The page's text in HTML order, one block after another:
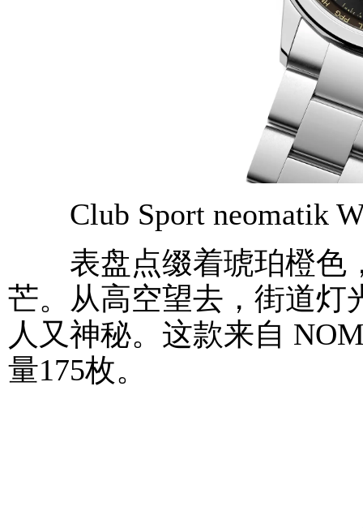
Club Sport neomatik
表盘点缀着琥珀橙色
芒。从高空望去，街道灯
人又神秘。这款来自
量175枚。